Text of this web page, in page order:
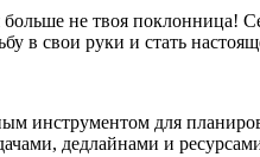
не твоя поклонница!
в свои руки и стать
инструментом для
дедлайнами и